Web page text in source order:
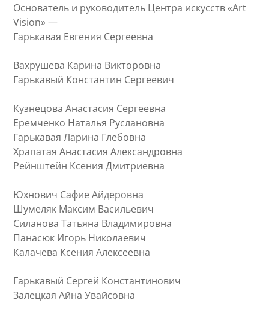
Основатель и руководитель Центра искусств «Art
Vision» —
Гарькавая Евгения Сергеевна
Вахрушева Карина Викторовна
Гарькавый Константин Сергеевич
Кузнецова Анастасия Сергеевна
Еремченко Наталья Руслановна
Гарькавая Ларина Глебовна
Храпатая Анастасия Александровна
Рейнштейн Ксения Дмитриевна
Юхнович Сафие Айдеровна
Шумеляк Максим Васильевич
Силанова Татьяна Владимировна
Панасюк Игорь Николаевич
Калачева Ксения Алексеевна
Гарькавый Сергей Константинович
Залецкая Айна Увайсовна